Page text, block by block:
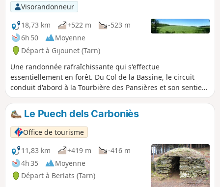
murets de pierres sèches. C’est là que s’est établi le couvent
d’Ouillats en 1825, bénéficiant de terres fertiles et d’eau en
abondance. Au-dessus de Biot et vers le Sud, la montagne
s’élève de 300 m et marque le début d’une immense zone
boisée sur l’échine granitique du Puech Margot. Dans ce
paysage, entre coupes récentes et vieilles futaies, le cri du
busard et le martèlement du pic font souvent écho au
souffle du vent dans les ramures.
Visorandonneur
18,73 km
+522 m
-523 m
6h 50
Moyenne
Départ à Gijounet (Tarn)
Une randonnée rafraîchissante qui s'effectue
essentiellement en forêt. Du Col de la Bassine, le circuit
conduit d'abord à la Tourbière des Pansières et son sentier
de découverte puis au Mont Roucous après une ascension
rapide et facile. Pour terminer en beauté, une partie du
sentier "Sur les traces de l'Enfant Sauvage", qui permet de
profiter des panneaux explicatifs intéressants et ludiques et
d'un sous-bois exceptionnel.
Le Puech dels Carboniès
Office de tourisme
11,83 km
+419 m
-416 m
4h 35
Moyenne
Départ à Berlats (Tarn)